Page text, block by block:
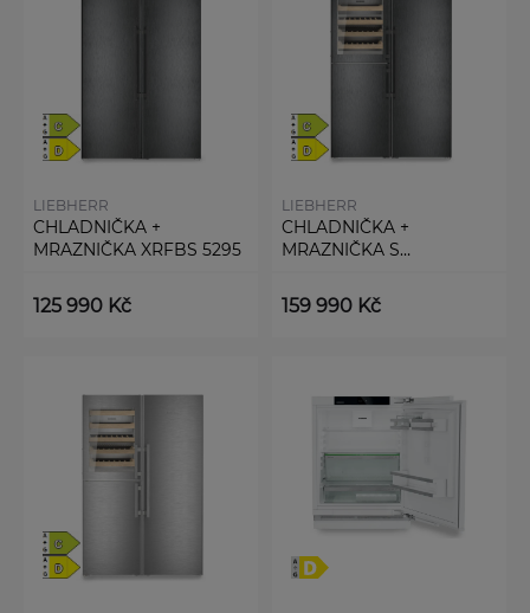
LIEBHERR
CHLADNIČKA +
MRAZNIČKA XRFBS 5295
125 990 Kč
LIEBHERR
CHLADNIČKA +
MRAZNIČKA S
159 990 Kč